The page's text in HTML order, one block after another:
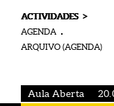
ACTIVIDADES >
AGENDA
ARQUIVO (AGENDA)
Aula Aberta